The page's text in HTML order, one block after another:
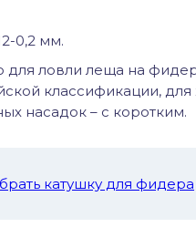
0,2 мм.
ловли леща на
классификации,
насадок – с коротким.
катушку для фидера